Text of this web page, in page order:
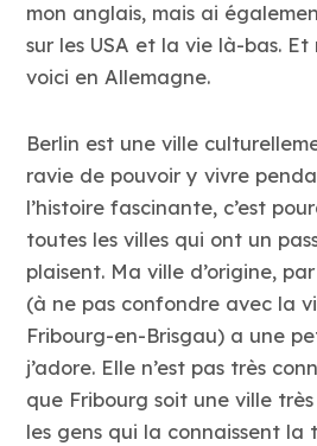
mon anglais, mais ai
sur les USA et la vie là-bas.
voici en Allemagne.
Berlin est une ville
ravie de pouvoir y vivre
l’histoire fascinante, c’est
toutes les villes qui ont un
plaisent. Ma ville d’origine,
(à ne pas confondre avec la
Fribourg-en-Brisgau) a une
j’adore. Elle n’est pas très
que Fribourg soit une ville
les gens qui la connaissent la